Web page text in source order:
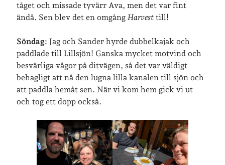
Arkiv
Arkiv
Just nu läser jag
tåget och missade tyvärr Ava, men det var fint
ändå. Sen blev det en omgångHarvest till!
Söndag: Jag och Sander hyrde dubbelkajak och
paddlade till Lillsjön! Ganska mycket motvind och
besvärliga vågor på ditvägen, så det var väldigt
behagligt att nå den lugna lilla kanalen till sjön och
att paddla hemåt sen. När vi kom hem gick vi ut
och tog ett dopp också.